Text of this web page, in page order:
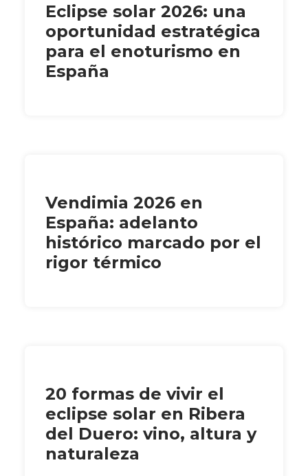
Eclipse solar 2026: una
oportunidad estratégica
para el enoturismo en
España
Vendimia 2026 en
España: adelanto
histórico marcado por el
rigor térmico
20 formas de vivir el
eclipse solar en Ribera
del Duero: vino, altura y
naturaleza